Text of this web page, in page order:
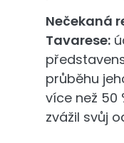
Nečekaná
Tavarese:
průběhu
více než 50
zvážil svůj